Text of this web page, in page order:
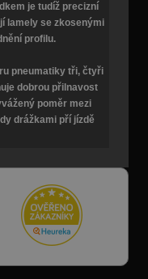
je tudíž precizní
lamely se zkosenými
profilu.
pneumatiky tři, čtyři
dobrou přilnavost
poměr mezi
drážkami pří jízdě